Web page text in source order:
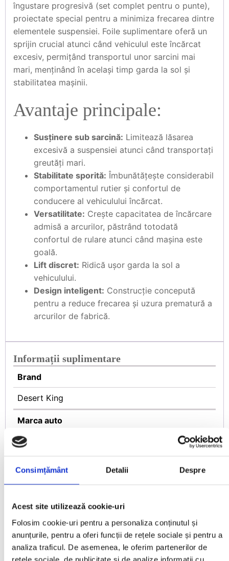
Consimțământ Detalii Despre
Acest site utilizează cookie-uri
Folosim cookie-uri pentru a personaliza conținutul și
anunțurile, pentru a oferi funcții de rețele sociale și pentru a
analiza traficul. De asemenea, le oferim partenerilor de
rețele sociale, de publicitate și de analize informații cu
îngustare progresivă (set complet pentru o punte),
proiectate special pentru a minimiza frecarea dintre
elementele suspensiei. Foile suplimentare oferă un
sprijin crucial atunci când vehiculul este încărcat
excesiv, permițând transportul unor sarcini mai
mari, menținând în același timp garda la sol și
stabilitatea mașinii.
Avantaje principale:
Susținere sub sarcină: Limitează lăsarea
excesivă a suspensiei atunci când transportați
greutăți mari.
Stabilitate sporită: Îmbunătățește considerabil
comportamentul rutier și confortul de
conducere al vehiculului încărcat.
Versatilitate: Crește capacitatea de încărcare
admisă a arcurilor, păstrând totodată
confortul de rulare atunci când mașina este
goală.
Lift discret: Ridică ușor garda la sol a
vehiculului.
Design inteligent: Construcție concepută
pentru a reduce frecarea și uzura prematură a
arcurilor de fabrică.
Informații suplimentare
Brand
Desert King
Marca auto
ISUZU, Mitsubishi, Toyota
Model Auto
D-Max, HILUX, L200
Recenzii